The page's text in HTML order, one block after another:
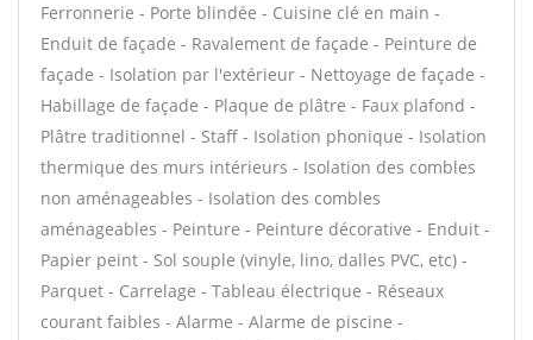
Ferronnerie - Porte blindée - Cuisine clé en main -
Enduit de façade - Ravalement de façade - Peinture de
façade - Isolation par l'extérieur - Nettoyage de façade -
Habillage de façade - Plaque de plâtre - Faux plafond -
Plâtre traditionnel - Staff - Isolation phonique - Isolation
thermique des murs intérieurs - Isolation des combles
non aménageables - Isolation des combles
aménageables - Peinture - Peinture décorative - Enduit -
Papier peint - Sol souple (vinyle, lino, dalles PVC, etc) -
Parquet - Carrelage - Tableau électrique - Réseaux
courant faibles - Alarme - Alarme de piscine -